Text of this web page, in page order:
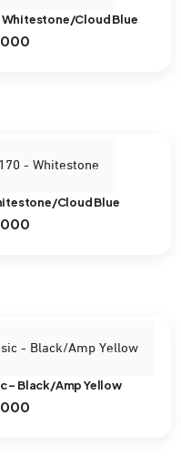
Whitestone/Cloud Blue
Cloud Blue
– Black/Amp Yellow